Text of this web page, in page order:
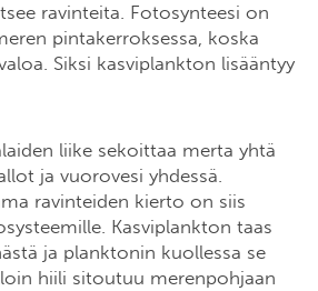
ravinteita. Fotosynteesi on
pintakerroksessa, koska
Siksi kasviplankton lisääntyy
liike sekoittaa merta yhtä
ja vuorovesi yhdessä.
ravinteiden kierto on siis
Kasviplankton taas
ja planktonin kuollessa se
hiili sitoutuu merenpohjaan